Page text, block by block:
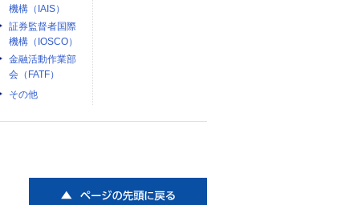
機構（IAIS）
証券監督者国際
機構（IOSCO）
金融活動作業部
会（FATF）
その他